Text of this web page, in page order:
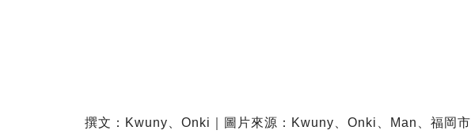
撰文：Kwuny、Onki｜圖片來源：Kwuny、Onki、Man、福岡市